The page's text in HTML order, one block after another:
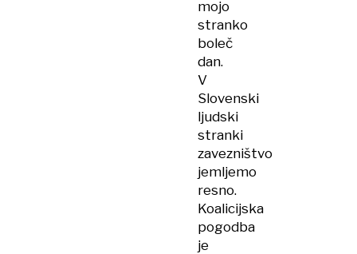
mojo
stranko
boleč
dan.
V
Slovenski
ljudski
stranki
zavezništvo
jemljemo
resno.
Koalicijska
pogodba
je